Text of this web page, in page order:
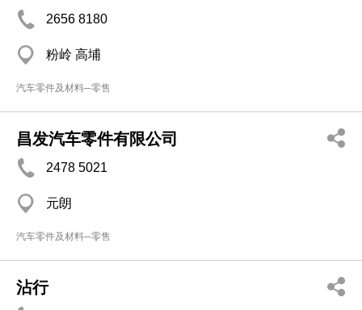
2656 8180
粉岭 高埔
汽车零件及材料─零售
昌发汽车零件有限公司
2478 5021
元朗
汽车零件及材料─零售
沾行